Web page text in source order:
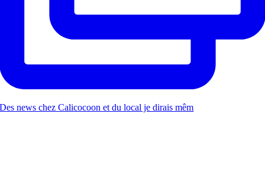
Des news chez Calicocoon et du local je dirais mêm